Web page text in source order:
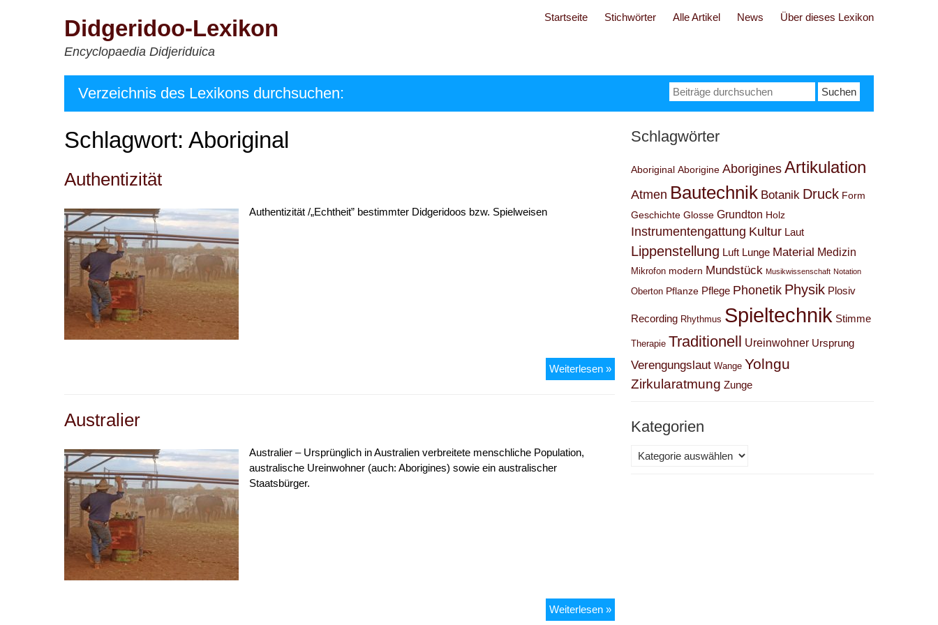
Didgeridoo-Lexikon
Encyclopaedia Didjeriduica
Startseite Stichwörter Alle Artikel News Über dieses Lexikon
Verzeichnis des Lexikons durchsuchen:
Suchen
nach:
Schlagwort: Aboriginal
Authentizität
Authentizität /„Echtheit” bestimmter Didgeridoos bzw. Spielweisen
Weiterlesen »Authentizität
Australier
Australier – Ursprünglich in Australien verbreitete menschliche Population,
australische Ureinwohner (auch: Aborigines) sowie ein australischer
Staatsbürger.
Weiterlesen »Australier
Schlagwörter
Aboriginal Aborigine AboriginesArtikulation
Atmen Bautechnik Botanik Druck Form
Geschichte Glosse Grundton Holz
Instrumentengattung Kultur Laut
Lippenstellung Luft Lunge Material Medizin
Mikrofon modern Mundstück Musikwissenschaft Notation
Oberton Pflanze Pflege Phonetik Physik Plosiv
Recording Rhythmus Spieltechnik Stimme
Therapie Traditionell Ureinwohner Ursprung
Verengungslaut Wange Yolngu
Zirkularatmung Zunge
Kategorien
Kategorien